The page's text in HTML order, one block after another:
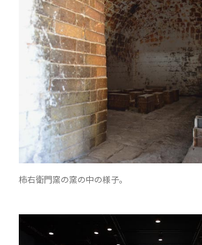
柿右衛門窯の窯の中の様子。